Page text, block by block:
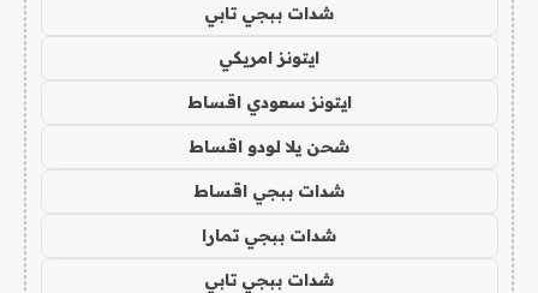
شدات ببجي تابي
ايتونز امريكي
ايتونز سعودي اقساط
شحن يلا لودو اقساط
شدات ببجي اقساط
شدات ببجي تمارا
شدات ببجي تابي